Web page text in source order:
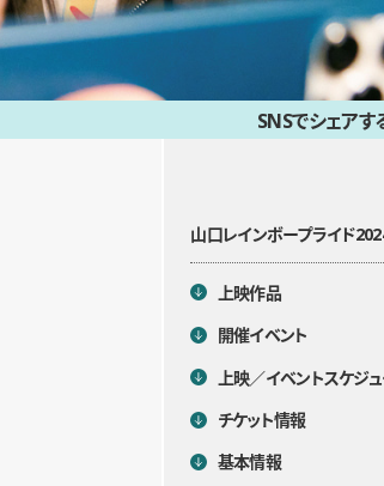
SNSでシェアす
目次
山口レインボープライド
上映作品
開催イベント
上映／イベントスケジ
チケット情報
基本情報